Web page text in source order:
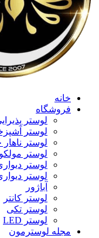
خانه
فروشگاه
لوستر
لوستر
لوستر
لوستر
لوستر
لوستر
آباژور
لوستر کانتر
لوستر تکی
لوستر LED
مجله لوسترمون